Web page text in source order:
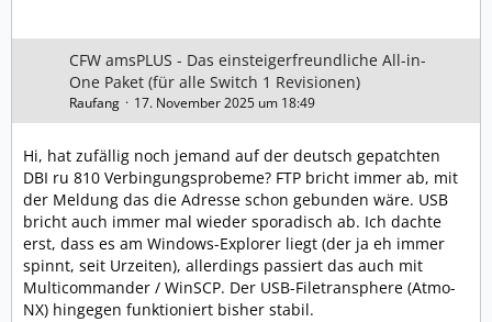
CFW amsPLUS - Das einsteigerfreundliche All-in-
One Paket (für alle Switch 1 Revisionen)
Raufang 17. November 2025 um 18:49
Hi, hat zufällig noch jemand auf der deutsch gepatchten
DBI ru 810 Verbingungsprobeme? FTP bricht immer ab, mit
der Meldung das die Adresse schon gebunden wäre. USB
bricht auch immer mal wieder sporadisch ab. Ich dachte
erst, dass es am Windows-Explorer liegt (der ja eh immer
spinnt, seit Urzeiten), allerdings passiert das auch mit
Multicommander / WinSCP. Der USB-Filetransphere (Atmo-
NX) hingegen funktioniert bisher stabil.